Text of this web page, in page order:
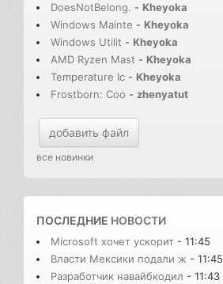
DoesNotBelong. - Kheyoka
Windows Mainte - Kheyoka
Windows Utilit - Kheyoka
AMD Ryzen Mast - Kheyoka
Temperature Ic - Kheyoka
Frostborn: Coo - zhenyatut
добавить файл
все новинки
ПОСЛЕДНИЕ НОВОСТИ
Microsoft хочет ускорит - 11:45
Власти Мексики подали ж - 11:45
Разработчик навайбкодил - 11:43